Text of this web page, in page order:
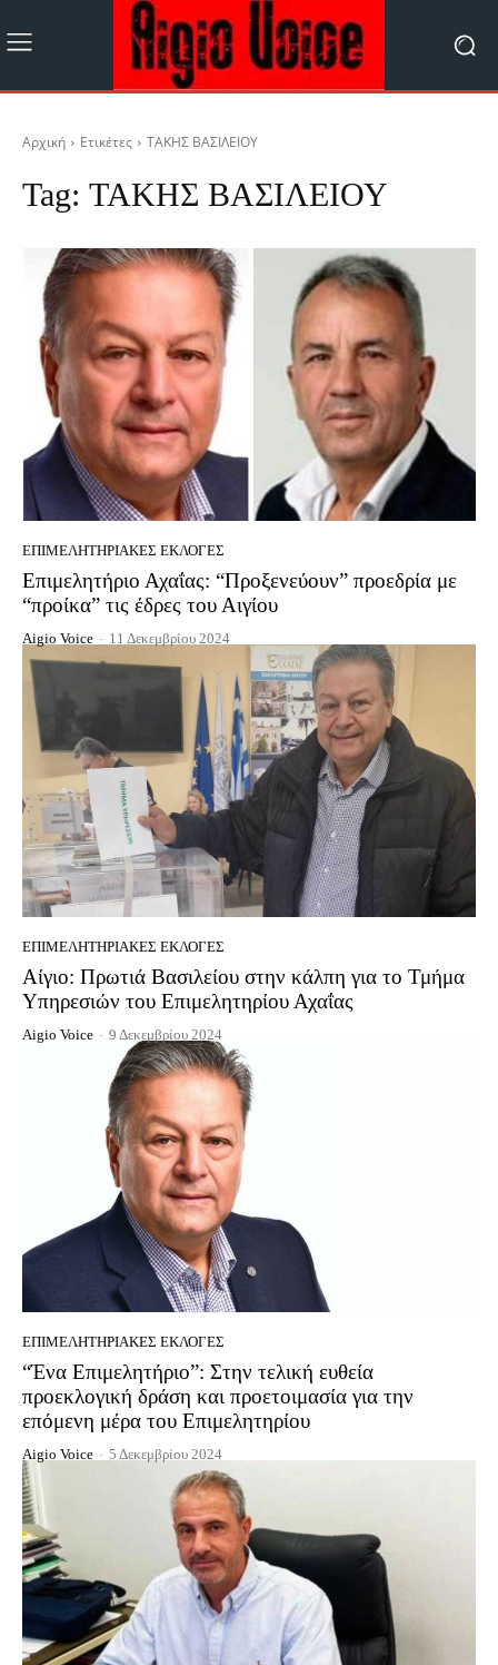
Αρχική Ετικέτες ΤΑΚΗΣ ΒΑΣΙΛΕΙΟΥ
Tag: ΤΑΚΗΣ ΒΑΣΙΛΕΙΟΥ
EΠΙΜΕΛΗΤΗΡΙΑΚΈΣ ΕΚΛΟΓΈΣ
Επιμελητήριο Αχαΐας: “Προξενεύουν” προεδρία με
“προίκα” τις έδρες του Αιγίου
Aigio Voice - 11 Δεκεμβρίου 2024
EΠΙΜΕΛΗΤΗΡΙΑΚΈΣ ΕΚΛΟΓΈΣ
Αίγιο: Πρωτιά Βασιλείου στην κάλπη για το Τμήμα
Υπηρεσιών του Επιμελητηρίου Αχαΐας
Aigio Voice - 9 Δεκεμβρίου 2024
EΠΙΜΕΛΗΤΗΡΙΑΚΈΣ ΕΚΛΟΓΈΣ
“Ένα Επιμελητήριο”: Στην τελική ευθεία
προεκλογική δράση και προετοιμασία για την
επόμενη μέρα του Επιμελητηρίου
Aigio Voice - 5 Δεκεμβρίου 2024